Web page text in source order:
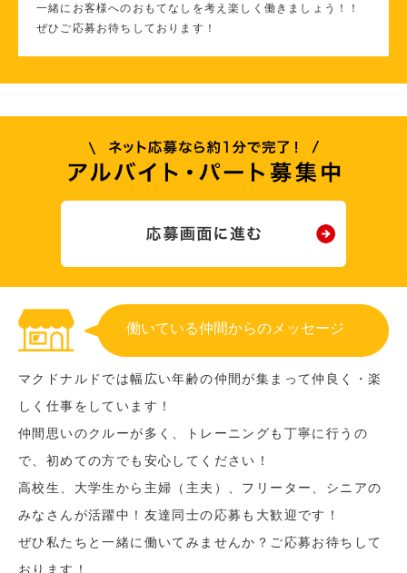
一緒にお客様へのおもてなしを考え楽しく働きましょう！！
ぜひご応募お待ちしております！
働いている仲間からのメッセージ
マクドナルドでは幅広い年齢の仲間が集まって仲良く・楽
しく仕事をしています！
仲間思いのクルーが多く、トレーニングも丁寧に行うの
で、初めての方でも安心してください！
高校生、大学生から主婦（主夫）、フリーター、シニアの
みなさんが活躍中！友達同士の応募も大歓迎です！
ぜひ私たちと一緒に働いてみませんか？ご応募お待ちして
おります！